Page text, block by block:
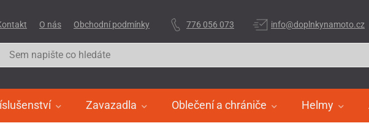
Zavazadla Oblečení a chrániče Helmy
O nás Obchodní podmínky 776 056 073 info@doplnkynamoto.cz